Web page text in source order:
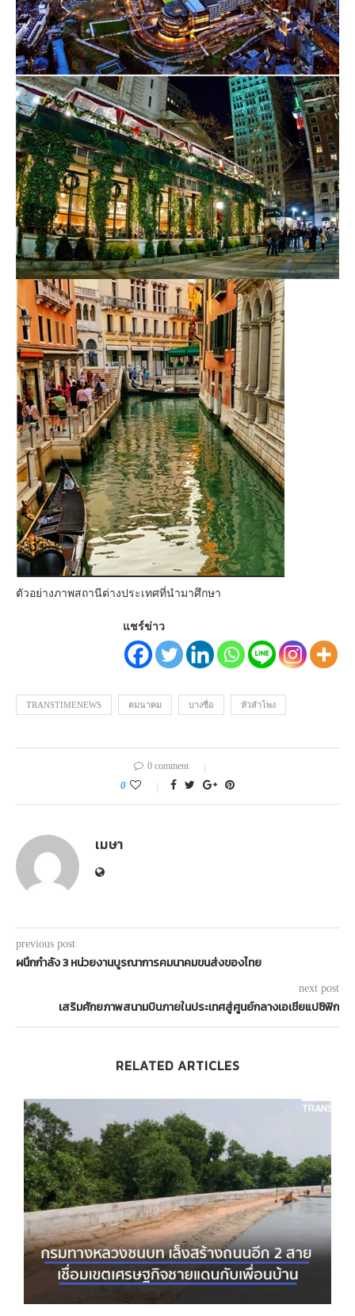
ตัวอย่างภาพสถานีต่างประเทศที่นำมาศึกษา
แชร์ข่าว
TRANSTIMENEWS คมนาคม บางซื่อ หัวลำโพง
0 comment
0
เมษา
previous post
ผนึกกำลัง 3 หน่วยงานบูรณาการคมนาคมขนส่งของไทย
next post
เสริมศักยภาพสนามบินภายในประเทศสู่ศูนย์กลางเอเชียแปซิฟิก
RELATED ARTICLES